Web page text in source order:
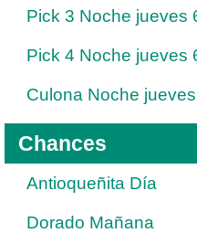
Pick 3 Noche jueves
Pick 4 Noche jueves
Culona Noche
Chances
Antioqueñita Día
Dorado Mañana